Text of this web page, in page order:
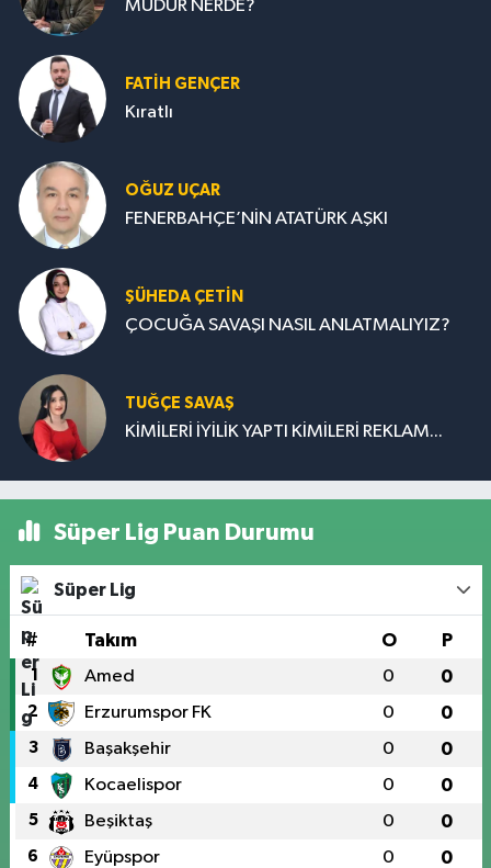
MÜDÜR NERDE?
FATIH GENÇER
Kıratlı
OĞUZ UÇAR
FENERBAHÇE’NİN ATATÜRK AŞKI
ŞÜHEDA ÇETİN
ÇOCUĞA SAVAŞI NASIL ANLATMALIYIZ?
TUĞÇE SAVAŞ
KİMİLERİ İYİLİK YAPTI KİMİLERİ REKLAM...
Süper Lig Puan Durumu
Süper Lig
# Takım O P
1 Amed 0 0
2 Erzurumspor FK 0 0
3 Başakşehir 0 0
4 Kocaelispor 0 0
5 Beşiktaş 0 0
6 Eyüpspor 0 0